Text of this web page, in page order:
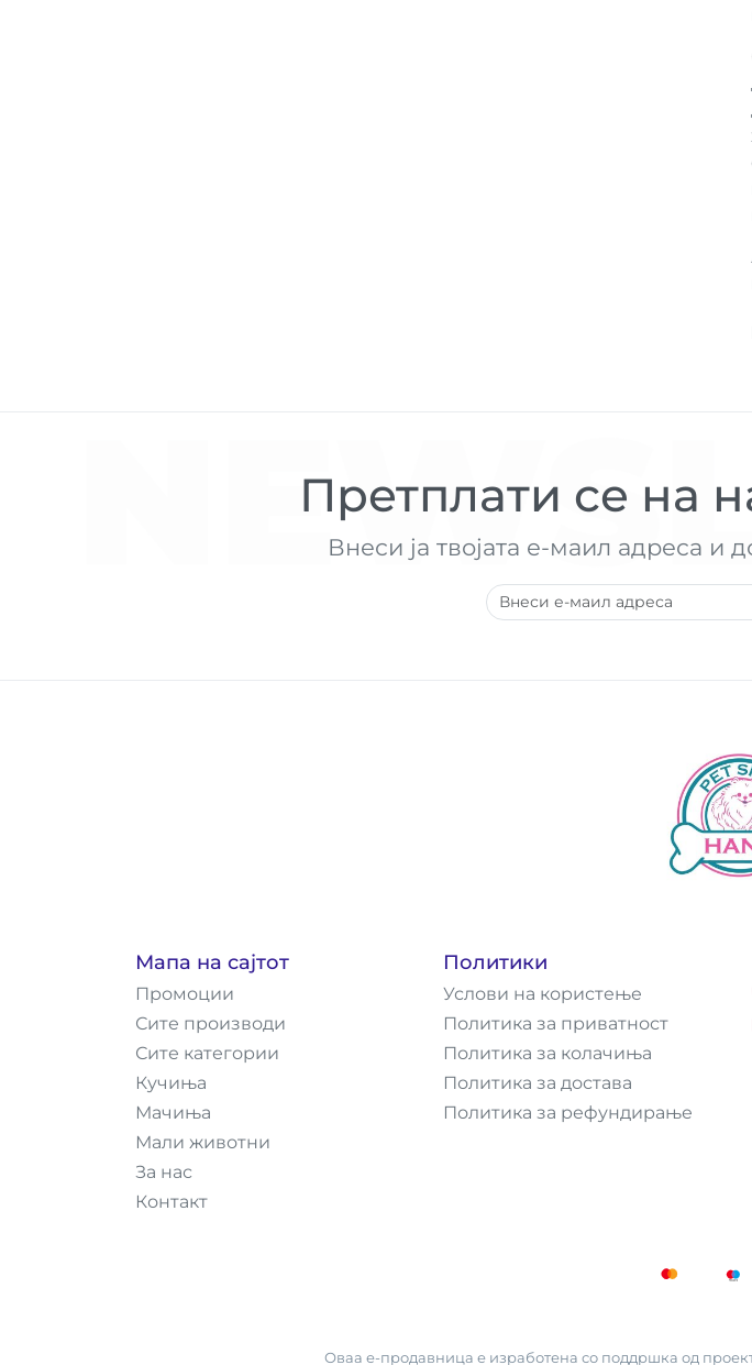
Претплати се на
Внеси ја твојата е-маил адреса и
Мапа на сајтот
Промоции
Сите производи
Сите категории
Кучиња
Мачиња
Мали животни
За нас
Контакт
Политики
Услови на користење
Политика за приватност
Политика за колачиња
Политика за достава
Политика за рефундирање
Оваа е-продавница е изработена со поддршка од